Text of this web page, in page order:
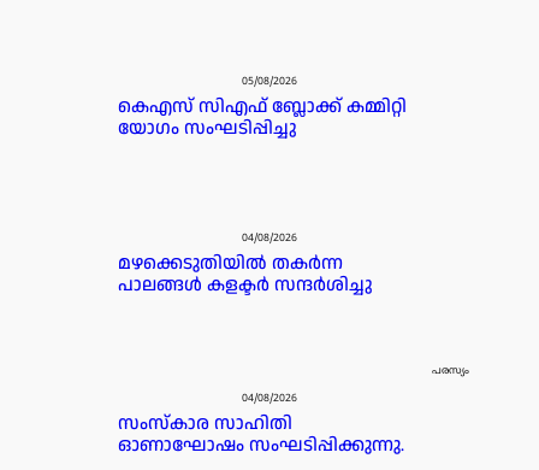
05/08/2026
കെഎസ് സിഎഫ് ബ്ലോക്ക് കമ്മിറ്റി
യോഗം സംഘടിപ്പിച്ചു
04/08/2026
മഴക്കെടുതിയിൽ തകർന്ന
പാലങ്ങൾ കളക്ടർ സന്ദർശിച്ചു
പരസ്യം
04/08/2026
സംസ്കാര സാഹിതി
ഓണാഘോഷം സംഘടിപ്പിക്കുന്നു.